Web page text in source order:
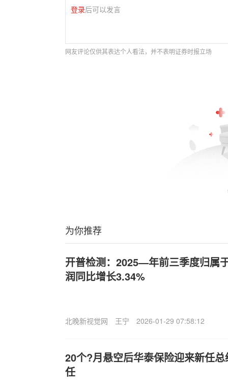
登录后可以发言
网友评论仅供其表达个人看法，并不表明证券时报立场
为你推荐
开普检测：2025—年前三季度归属
润同比增长3.34%
北晚新视觉网 王宁 2026-01-29 07:58:12
20个?月悬空后华泰保险迎来新任
任